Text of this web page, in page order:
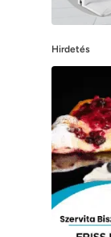
Hirdetés